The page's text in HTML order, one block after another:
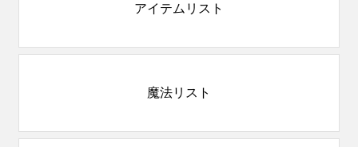
アイテムリスト
魔法リスト